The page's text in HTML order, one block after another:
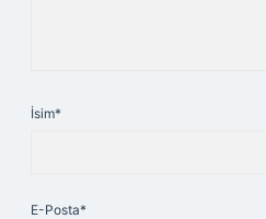
İsim*
E-Posta*